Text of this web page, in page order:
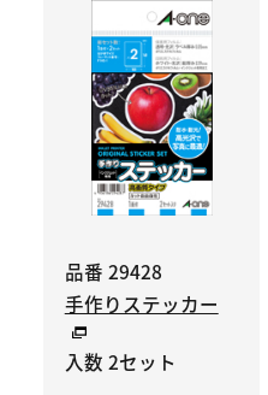
品番 29428
手作りステッカー
入数 2セット